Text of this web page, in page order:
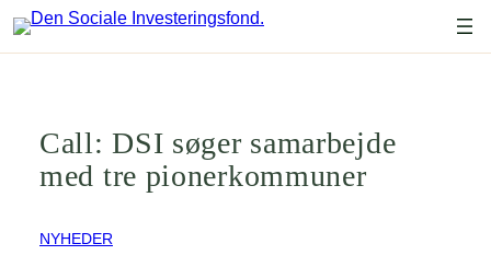
Spring
Call: DSI søger samarbejde
med tre pionerkommuner
NYHEDER